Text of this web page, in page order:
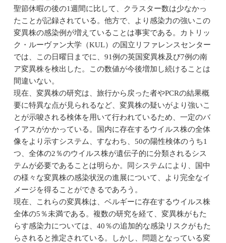
聖節休暇の後の1週間に比して、クラスター数は少なかっ
たことが記録されている。他方で、より感染力の強いこの
変異株の感染例が増えていることは事実である。カトリッ
ク・ルーヴァン大学（KUL）の国立リファレンスセンター
では、この日曜日までに、91例の英国変異株及び7例の南
ア変異株を検出した。この数値が今後増加し続けることは
間違いない。
現在、変異株の研究は、旅行から戻った者やPCRの結果概
要に特異な点が見られるなど、変異株の疑いがより強いこ
とが示唆される検体を用いて行われているため、一定のバ
イアスがかかっている。国内に存在するウイルス株の全体
像をより示すシステム、すなわち、50の陽性検体のうち1
つ、全体の2％のウイルス株が遺伝子的に分類されるシス
テムが必要であることは明らか。同システムにより、国中
の様々な変異株の感染状況の進展について、より完全なイ
メージを得ることができるであろう。
現在、これらの変異株は、ベルギーに存在するウイルス株
全体の5％未満である。複数の研究を経て、変異株がもた
らす感染力については、40％の追加的な感染リスクがもた
らされると推定されている。しかし、問題となっている変